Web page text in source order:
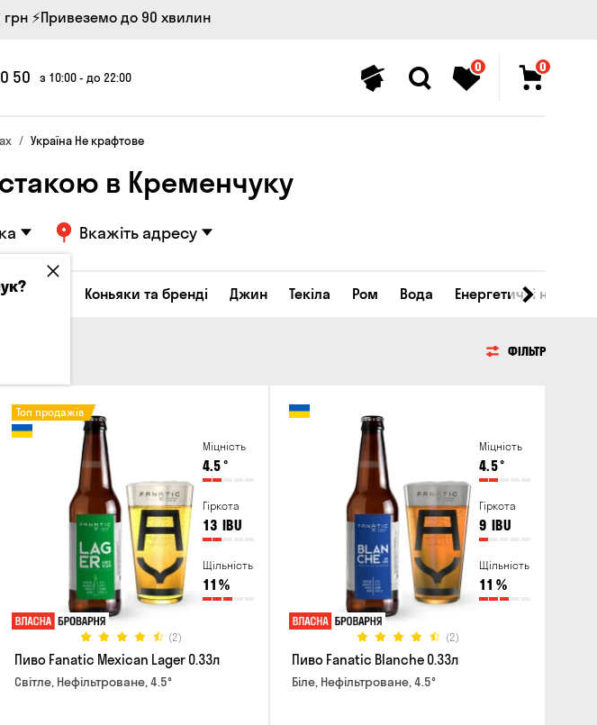
грн ⚡Привеземо до 90 хвилин
50 з 10:00 - до 22:00
0 0
Україна Не крафтове
в Кременчуку
Вкажіть адресу
Коньяки та бренді Джин Текіла Ром Вода Енергетичні напої
ФІЛЬТР
Міцність
4.5°
Гіркота
13 IBU
Щільність
11 %
(2)
Топ продажів
Пиво Fanatic Mexican Lager 0.33л
Світле, Нефільтроване, 4.5°
Міцність
4.5°
Гіркота
9 IBU
Щільність
11 %
(2)
Пиво Fanatic Blanche 0.33л
Біле, Нефільтроване, 4.5°